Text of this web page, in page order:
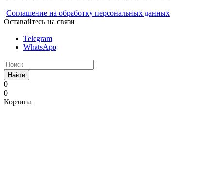
Соглашение на обработку персональных данных
Оставайтесь на связи
Telegram
WhatsApp
Найти
0
0
Корзина